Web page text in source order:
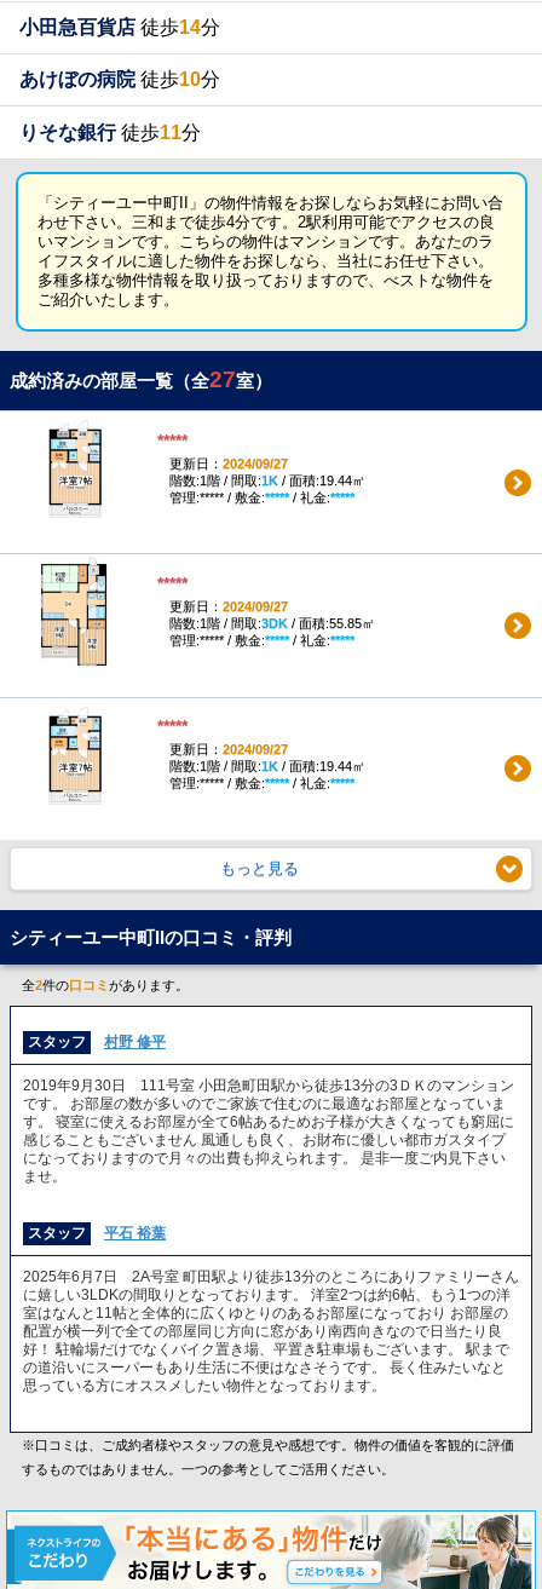
小田急百貨店 徒歩14分
あけぼの病院徒歩10分
りそな銀行徒歩11分
「シティーユー中町II」の物件情報をお探しならお気軽にお問い合
わせ下さい。三和まで徒歩4分です。2駅利用可能でアクセスの良
いマンションです。こちらの物件はマンションです。あなたのラ
イフスタイルに適した物件をお探しなら、当社にお任せ下さい。
多種多様な物件情報を取り扱っておりますので、べストな物件を
ご紹介いたします。
成約済みの部屋一覧（全27室）
*****
更新日： 2024/09/27
階数:1階 / 間取:1K/ 面積:19.44㎡
管理:***** / 敷金:*****/ 礼金:*****
*****
更新日： 2024/09/27
階数:1階 / 間取:3DK/ 面積:55.85㎡
管理:***** / 敷金:*****/ 礼金:*****
*****
更新日： 2024/09/27
階数:1階 / 間取:1K/ 面積:19.44㎡
管理:***** / 敷金:*****/ 礼金:*****
もっと見る
シティーユー中町IIの口コミ・評判
全2件の口コミ があります。
スタッフ 村野 修平
2019年9月30日 111号室 小田急町田駅から徒歩13分の3ＤＫのマンション
です。 お部屋の数が多いのでご家族で住むのに最適なお部屋となっていま
す。 寝室に使えるお部屋が全て6帖あるためお子様が大きくなっても窮屈に
感じることもございません 風通しも良く、お財布に優しい都市ガスタイプ
になっておりますので月々の出費も抑えられます。 是非一度ご内見下さい
ませ。
スタッフ 平石 裕葉
2025年6月7日 2A号室 町田駅より徒歩13分のところにありファミリーさん
に嬉しい3LDKの間取りとなっております。 洋室2つは約6帖、もう1つの洋
室はなんと11帖と全体的に広くゆとりのあるお部屋になっており お部屋の
配置が横一列で全ての部屋同じ方向に窓があり南西向きなので日当たり良
好！ 駐輪場だけでなくバイク置き場、平置き駐車場もございます。 駅まで
の道沿いにスーパーもあり生活に不便はなさそうです。 長く住みたいなと
思っている方にオススメしたい物件となっております。
※口コミは、ご成約者様やスタッフの意見や感想です。物件の価値を客観的に評価
するものではありません。一つの参考としてご活用ください。